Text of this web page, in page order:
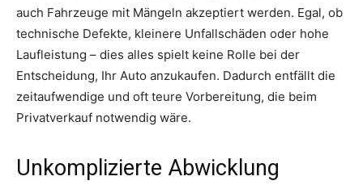
auch Fahrzeuge mit Mängeln akzeptiert werden. Egal, ob
technische Defekte, kleinere Unfallschäden oder hohe
Laufleistung – dies alles spielt keine Rolle bei der
Entscheidung, Ihr Auto anzukaufen. Dadurch entfällt die
zeitaufwendige und oft teure Vorbereitung, die beim
Privatverkauf notwendig wäre.
Unkomplizierte Abwicklung